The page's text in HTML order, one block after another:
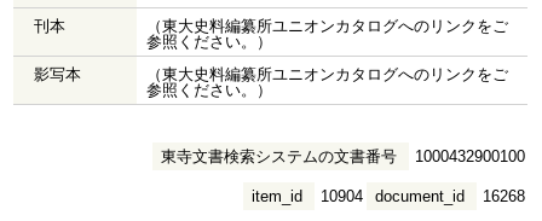
刊本
（東大史料編纂所ユニオンカタログへのリンクをご
参照ください。）
影写本
（東大史料編纂所ユニオンカタログへのリンクをご
参照ください。）
東寺文書検索システムの文書番号 1000432900100
document_id 16268
item_id 10904